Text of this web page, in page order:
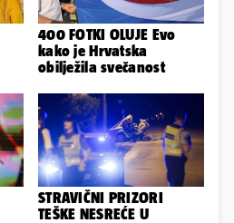
400 FOTKI OLUJE Evo
kako je Hrvatska
obilježila svečanost
STRAVIČNI PRIZORI
TEŠKE NESREĆE U